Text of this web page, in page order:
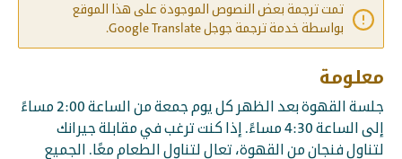
تمت ترجمة بعض النصوص الموجودة على هذا الموقع
بواسطة خدمة ترجمة جوجل Google Translate.
معلومة
جلسة القهوة بعد الظهر كل يوم جمعة من الساعة 2:00 مساءً
إلى الساعة 4:30 مساءً. إذا كنت ترغب في مقابلة جيرانك
لتناول فنجان من القهوة، تعال لتناول الطعام معًا. الجميع